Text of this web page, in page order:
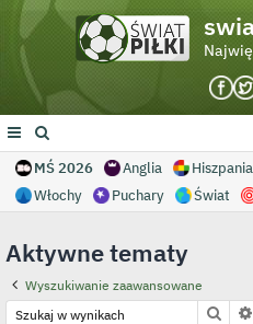
MŚ 2026 Anglia Hiszpania
Włochy
Puchary Świat
Aktywne tematy
Wyszukiwanie zaawansowane